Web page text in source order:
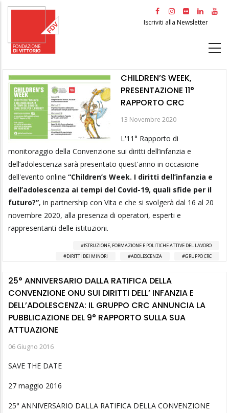
Salta
principale
Iscriviti alla Newsletter
CHILDREN’S WEEK,
PRESENTAZIONE 11°
RAPPORTO CRC
13 Novembre 2020
L'11° Rapporto di
monitoraggio della Convenzione sui diritti dell’infanzia e
dell’adolescenza sarà presentato quest'anno in occasione
dell'evento online “Children’s Week. I diritti dell’infanzia e
dell’adolescenza ai tempi del Covid-19, quali sfide per il
futuro?”, in partnership con Vita e che si svolgerà dal 16 al 20
novembre 2020, alla presenza di operatori, esperti e
rappresentanti delle istituzioni.
ISTRUZIONE, FORMAZIONE E POLITICHE ATTIVE DEL LAVORO
DIRITTI DEI MINORI
ADOLESCENZA GRUPPO CRC
25° ANNIVERSARIO DALLA RATIFICA DELLA
CONVENZIONE ONU SUI DIRITTI DELL’ INFANZIA E
DELL’ADOLESCENZA: IL GRUPPO CRC ANNUNCIA LA
PUBBLICAZIONE DEL 9° RAPPORTO SULLA SUA
ATTUAZIONE
06 Giugno 2016
SAVE THE DATE
27 maggio 2016
25° ANNIVERSARIO DALLA RATIFICA DELLA CONVENZIONE